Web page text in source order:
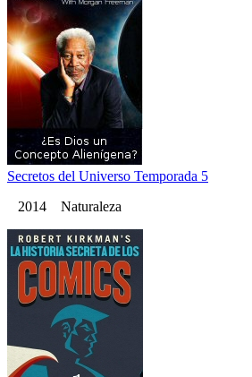
Secretos del Universo Temporada 5
2014 Naturaleza